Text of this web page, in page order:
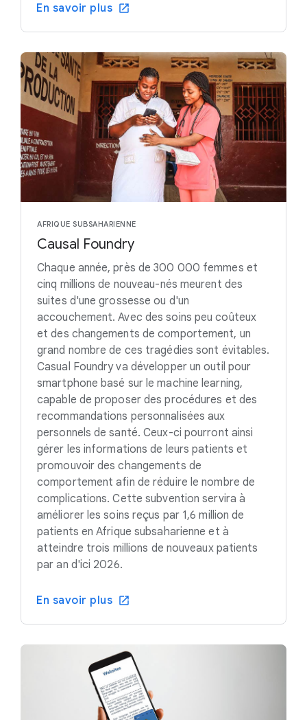
En savoir plus
AFRIQUE SUBSAHARIENNE
Causal Foundry
Chaque année, près de 300 000 femmes et
cinq millions de nouveau-nés meurent des
suites d'une grossesse ou d'un
accouchement. Avec des soins peu coûteux
et des changements de comportement, un
grand nombre de ces tragédies sont évitables.
Casual Foundry va développer un outil pour
smartphone basé sur le machine learning,
capable de proposer des procédures et des
recommandations personnalisées aux
personnels de santé. Ceux-ci pourront ainsi
gérer les informations de leurs patients et
promouvoir des changements de
comportement afin de réduire le nombre de
complications. Cette subvention servira à
améliorer les soins reçus par 1,6 million de
patients en Afrique subsaharienne et à
atteindre trois millions de nouveaux patients
par an d'ici 2026.
En savoir plus